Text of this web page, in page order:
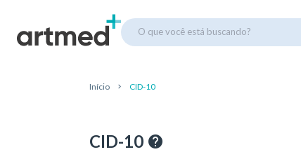
O que você está buscando?
Início CID-10
CID-10